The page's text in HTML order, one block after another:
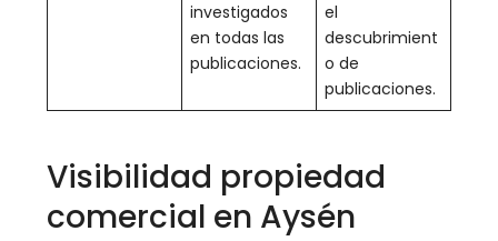
investigados
en todas las
publicaciones.
el
descubrimient
o de
publicaciones.
Visibilidad propiedad
comercial en Aysén